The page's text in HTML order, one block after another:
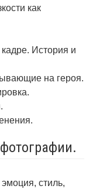
как
История и
на героя.
стиль,